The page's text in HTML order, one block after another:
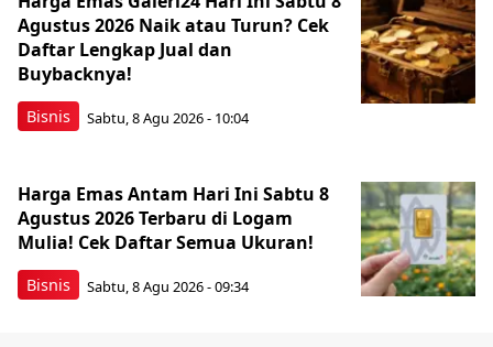
Bisnis
Agustus 2026 Naik atau Turun? Cek
Daftar Lengkap Jual dan
Buybacknya!
Sabtu, 8 Agu 2026 - 10:04
Bisnis
Harga Emas Antam Hari Ini Sabtu 8
Agustus 2026 Terbaru di Logam
Mulia! Cek Daftar Semua Ukuran!
Sabtu, 8 Agu 2026 - 09:34